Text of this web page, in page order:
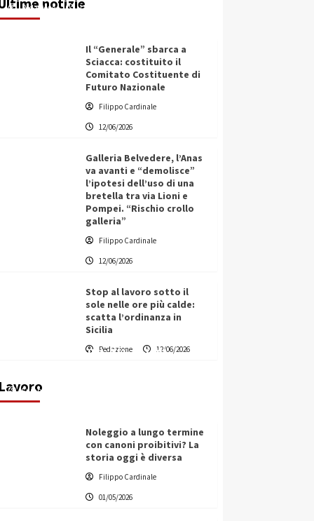
Redazione 12/06/2026
Il “Generale” sbarca a
Sciacca: costituito il
Comitato Costituente di
Futuro Nazionale
Filippo Cardinale
12/06/2026
Galleria Belvedere, l’Anas
va avanti e “demolisce”
l’ipotesi dell’uso di una
bretella tra via Lioni e
Pompei. “Rischio crollo
galleria”
Filippo Cardinale
12/06/2026
Stop al lavoro sotto il
sole nelle ore più calde:
scatta l’ordinanza in
Sicilia
Redazione 12/06/2026
Lavoro
Vino in Italia: il giro d’affari
contribuisce all’1,1% del PIL
Filippo Cardinale
Noleggio a lungo termine
con canoni proibitivi? La
storia oggi è diversa
Filippo Cardinale
01/05/2026